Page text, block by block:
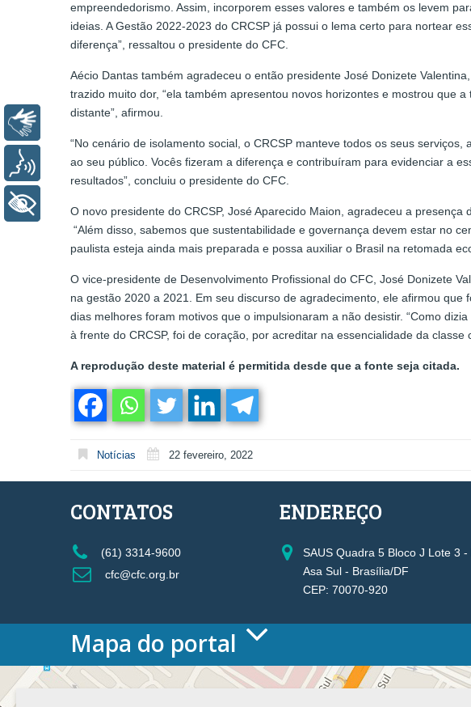
empreendedorismo. Assim, incorporem esses valores e também os levem
ideias. A Gestão 2022-2023 do CRCSP já possui o lema certo para nortear
diferença”, ressaltou o presidente do CFC.
Aécio Dantas também agradeceu o então presidente José Donizete
trazido muito dor, “ela também apresentou novos horizontes e mostrou que
distante”, afirmou.
“No cenário de isolamento social, o CRCSP manteve todos os seus
ao seu público. Vocês fizeram a diferença e contribuíram para evidenciar a
resultados”, concluiu o presidente do CFC.
O novo presidente do CRCSP, José Aparecido Maion, agradeceu a
“Além disso, sabemos que sustentabilidade e governança devem estar no
paulista esteja ainda mais preparada e possa auxiliar o Brasil na retomada
O vice-presidente de Desenvolvimento Profissional do CFC, José Donizete
na gestão 2020 a 2021. Em seu discurso de agradecimento, ele afirmou
dias melhores foram motivos que o impulsionaram a não desistir. “Como
à frente do CRCSP, foi de coração, por acreditar na essencialidade da
A reprodução deste material é permitida desde que a fonte seja citada.
Notícias 22 fevereiro, 2022
CONTATOS
(61) 3314-9600
cfc@cfc.org.br
ENDEREÇO
SAUS Quadra 5 Bloco J Lote 3
Asa Sul - Brasília/DF
CEP: 70070-920
Mapa do portal
HOME
O CONSELHO
VICE-
Voz